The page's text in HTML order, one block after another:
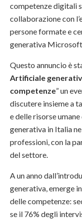
competenze digitali
collaborazione con
persone formate e
generativa Microsoft.
Questo annuncio è
Artificiale
competenze” un
discutere insieme a
e delle risorse
generativa in Italia
professioni, con la
del settore.
A un anno
generativa, emerge
delle competenze:
se il 76% degli